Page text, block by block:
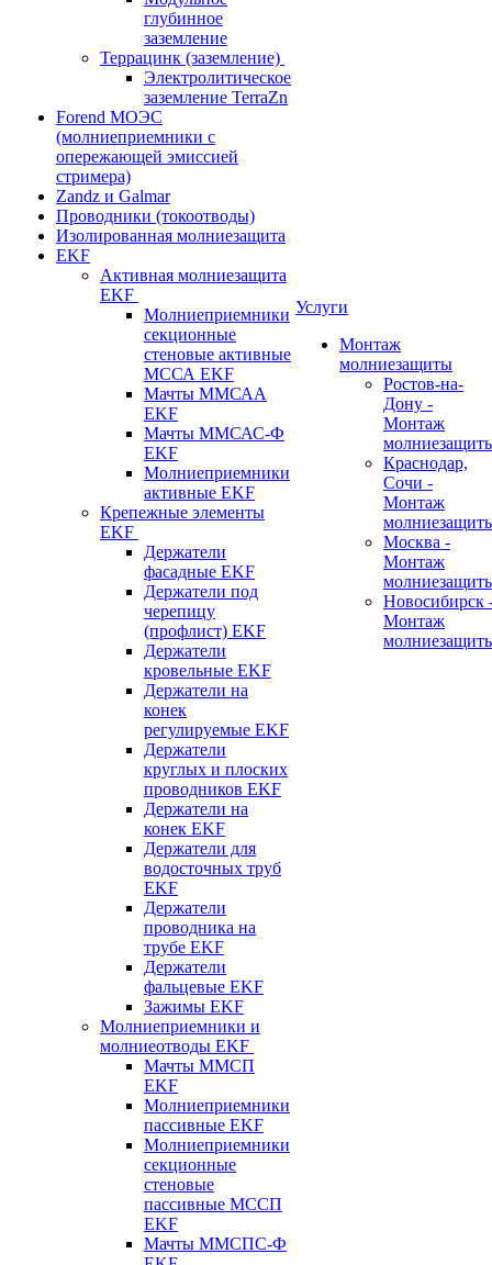
глубинное
заземление
Террацинк (заземление)
Электролитическое
заземление TerraZn
Forend МОЭС
(молниеприемники с
опережающей эмиссией
стримера)
Zandz и Galmar
Проводники (токоотводы)
Изолированная молниезащита
EKF
Активная молниезащита
EKF
Молниеприемники
секционные
стеновые активные
МССА EKF
Мачты ММСАА
EKF
Мачты ММСАС-Ф
EKF
Молниеприемники
активные EKF
Крепежные элементы
EKF
Держатели
фасадные EKF
Держатели под
черепицу
(профлист) EKF
Держатели
кровельные EKF
Держатели на
конек
регулируемые EKF
Держатели
круглых и плоских
проводников EKF
Держатели на
конек EKF
Держатели для
водосточных труб
EKF
Держатели
проводника на
трубе EKF
Держатели
фальцевые EKF
Зажимы EKF
Молниеприемники и
молниеотводы EKF
Мачты ММСП
EKF
Молниеприемники
пассивные EKF
Молниеприемники
секционные
стеновые
пассивные МССП
EKF
Мачты ММСПС-Ф
Услуги
Монтаж
молниезащиты
Ростов-на-
Дону -
Монтаж
Краснодар,
Сочи -
Монтаж
Москва -
Монтаж
Новосибирск
Монтаж